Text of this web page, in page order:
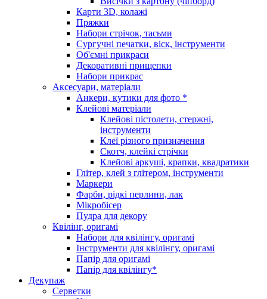
Карти 3D, колажі
Пряжки
Набори стрічок, тасьми
Сургучні печатки, віск, інструменти
Об'ємні прикраси
Декоративні прищепки
Набори прикрас
Аксесуари, матеріали
Анкери, кутики для фото *
Клейові матеріали
Клейові пістолети, стержні,
інструменти
Клеї різного призначення
Скотч, клейкі стрічки
Клейові аркуші, крапки, квадратики
Глітер, клей з глітером, інструменти
Маркери
Фарби, рідкі перлини, лак
Мікробісер
Пудра для декору
Квілінг, оригамі
Набори для квілінгу, оригамі
Інструменти для квілінгу, оригамі
Папір для оригамі
Папір для квілінгу*
Декупаж
Серветки